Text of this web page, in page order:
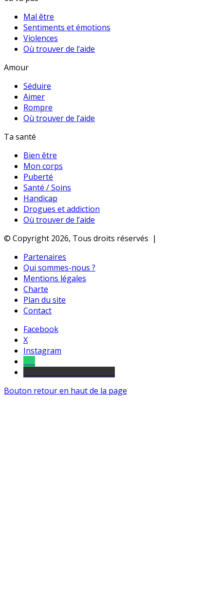
Mal être
Sentiments et émotions
Violences
Où trouver de l’aide
Amour
Séduire
Aimer
Rompre
Où trouver de l’aide
Ta santé
Bien être
Mon corps
Puberté
Santé / Soins
Handicap
Drogues et addiction
Où trouver de l’aide
© Copyright 2026, Tous droits réservés |
Partenaires
Qui sommes-nous ?
Mentions légales
Charte
Plan du site
Contact
Facebook
X
Instagram
Bouton retour en haut de la page